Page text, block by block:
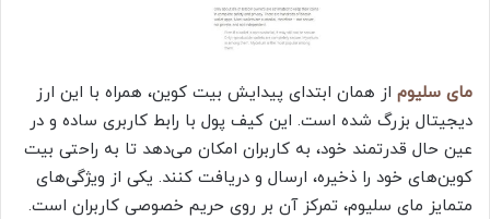
مای سلیوم از همان ابتدای پیدایش بیت کوین، همراه با این ارز
دیجیتال بزرگ شده است. این کیف پول با رابط کاربری ساده و در
عین حال قدرتمند خود، به کاربران امکان می‌دهد تا به راحتی بیت
کوین‌های خود را ذخیره، ارسال و دریافت کنند. یکی از ویژگی‌های
متمایز مای سلیوم، تمرکز آن بر روی حریم خصوصی کاربران است.